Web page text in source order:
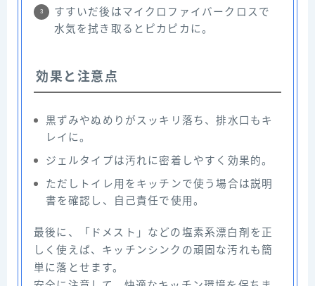
すすいだ後はマイクロファイバークロスで
水気を拭き取るとピカピカに。
効果と注意点
黒ずみやぬめりがスッキリ落ち、排水口もキ
レイに。
ジェルタイプは汚れに密着しやすく効果的。
ただしトイレ用をキッチンで使う場合は説明
書を確認し、自己責任で使用。
最後に、「ドメスト」などの塩素系漂白剤を正
しく使えば、キッチンシンクの頑固な汚れも簡
単に落とせます。